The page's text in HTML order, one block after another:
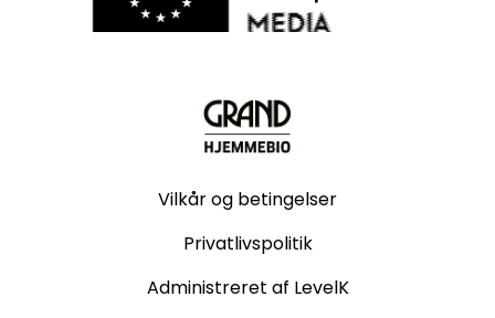
Vilkår og betingelser
Privatlivspolitik
Administreret af LevelK